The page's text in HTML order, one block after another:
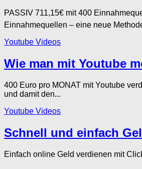
PASSIV 711,15€ mit 400
Einnahmequellen – eine neue
Youtube Videos
Wie man mit Youtube
400 Euro pro MONAT mit Youtube
und damit den...
Youtube Videos
Schnell und einfach
Einfach online Geld verdienen mit